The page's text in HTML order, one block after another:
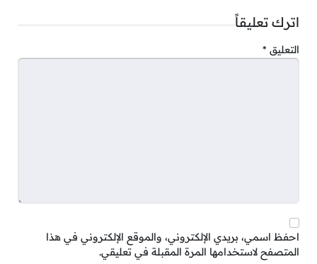
اترك تعليقاً
التعليق *
احفظ اسمي، بريدي الإلكتروني، والموقع الإلكتروني في هذا
المتصفح لاستخدامها المرة المقبلة في تعليقي.